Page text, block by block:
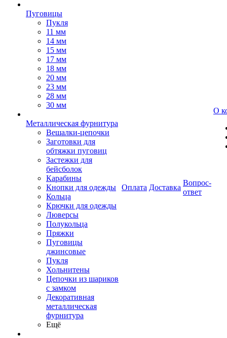
Пуговицы
Пукля
11 мм
14 мм
15 мм
17 мм
18 мм
20 мм
23 мм
28 мм
30 мм
Металлическая фурнитура
Вешалки-цепочки
Заготовки для
обтяжки пуговиц
Застежки для
бейсболок
Карабины
Кнопки для одежды
Кольца
Крючки для одежды
Люверсы
Полукольца
Пряжки
Пуговицы
джинсовые
Пукля
Хольнитены
Цепочки из шариков
с замком
Декоративная
металлическая
фурнитура
Ещё
Оплата Доставка
Вопрос-
ответ
О